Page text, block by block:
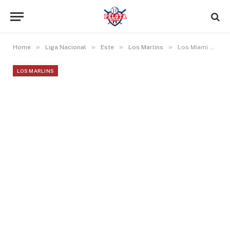
Home » Liga Nacional » Este » Los Marlins » Los Miami Marlins realizan cambio con los Rojos de Cincinnati
LOS MARLINS